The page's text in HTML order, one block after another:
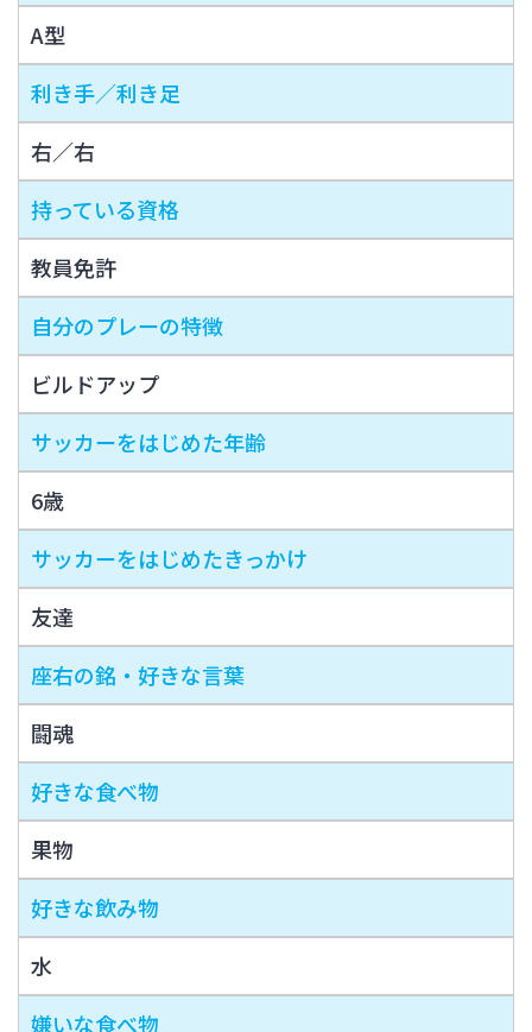
A型
利き手／利き足
右／右
持っている資格
教員免許
自分のプレーの特徴
ビルドアップ
サッカーをはじめた年齢
6歳
サッカーをはじめたきっかけ
友達
座右の銘・好きな言葉
闘魂
好きな食べ物
果物
好きな飲み物
水
嫌いな食べ物